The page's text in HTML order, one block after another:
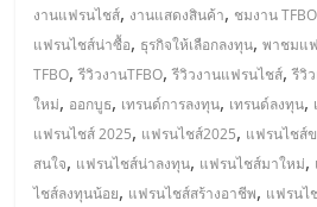
พร้อม
ทำเล
สำหรับ
งานแฟรนไชส์, งานแสดงสินค้า, ชมงาน
แฟรนไชส์น่าซื้อ, ธุรกิจให้เลือกลงทุน,พาชมแ
TFBO,รีวิวงานTFBO,รีวิวงานแฟรนไชส์,รีวิ
ใหม่, ออกบูธ, เทรนด์การลงทุน, เทรนด์ลงทุน,
แฟรนไชส์ 2025, แฟรนไชส์2025, แฟรนไชส์
สนใจ, แฟรนไชส์น่าลงทุน, แฟรนไชส์มาใหม่,
ไชส์ลงทุนน้อย, แฟรนไชส์สร้างอาชีพ, แฟรนไ